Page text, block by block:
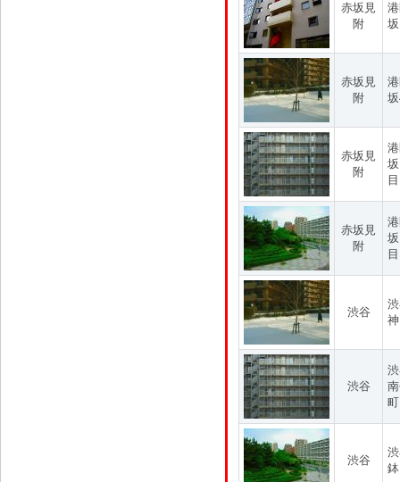
赤坂見
附
赤坂見
附
赤坂見
附
目
赤坂見
附
目
渋谷
渋谷
渋谷